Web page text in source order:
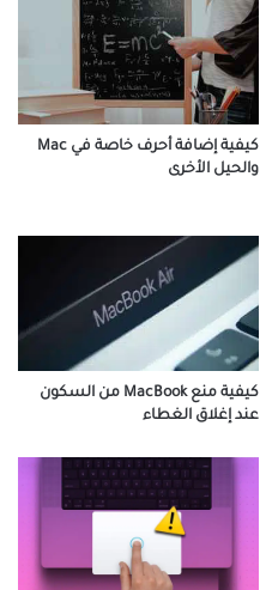
كيفية إضافة أحرف خاصة في Mac
والحيل الأخرى
كيفية منع MacBook من السكون
عند إغلاق الغطاء